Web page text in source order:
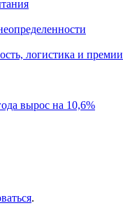
логистика и премии
вырос на 10,6%
.